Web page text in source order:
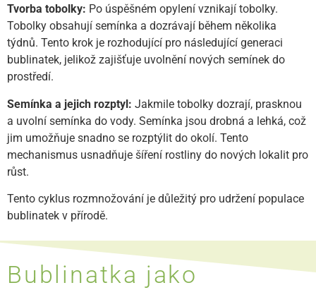
Tvorba tobolky: Po úspěšném opylení vznikají tobolky.
Tobolky obsahují semínka a dozrávají během několika
týdnů. Tento krok je rozhodující pro následující generaci
bublinatek, jelikož zajišťuje uvolnění nových semínek do
prostředí.
Semínka a jejich rozptyl: Jakmile tobolky dozrají, prasknou
a uvolní semínka do vody. Semínka jsou drobná a lehká, což
jim umožňuje snadno se rozptýlit do okolí. Tento
mechanismus usnadňuje šíření rostliny do nových lokalit pro
růst.
Tento cyklus rozmnožování je důležitý pro udržení populace
bublinatek v přírodě.
Bublinatka jako